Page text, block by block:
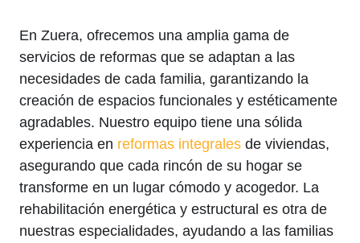
En Zuera, ofrecemos una amplia gama de
servicios de reformas que se adaptan a las
necesidades de cada familia, garantizando la
creación de espacios funcionales y estéticamente
agradables. Nuestro equipo tiene una sólida
experiencia en reformas integrales de viviendas,
asegurando que cada rincón de su hogar se
transforme en un lugar cómodo y acogedor. La
rehabilitación energética y estructural es otra de
nuestras especialidades, ayudando a las familias